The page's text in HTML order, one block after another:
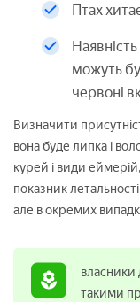
Птах
можуть
червоні
Визначити
вона буде липка і
курей і види
показник летальності
але в окремих
власники
такими